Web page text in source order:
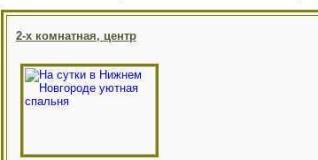
2-х комнатная, центр